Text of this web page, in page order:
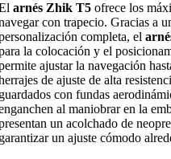
arnés Zhik T5 ofrece los
con trapecio. Gracias a
completa, el
la colocación y el
ajustar la navegación
de ajuste de alta
con fundas
al maniobrar en la
un acolchado de
un ajuste cómodo